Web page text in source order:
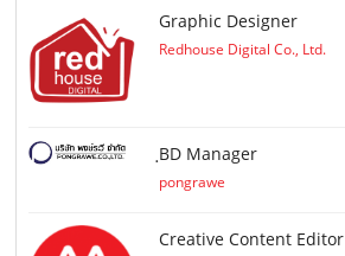
Graphic Designer
Redhouse Digital Co., Ltd.
ฺBD Manager
pongrawe
Creative Content Editor